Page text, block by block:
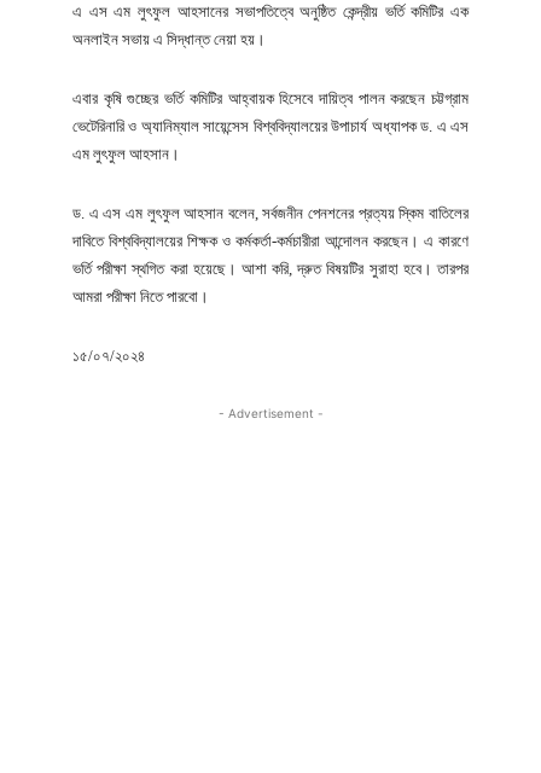
এ এস এম লুৎফুল আহসানের সভাপতিত্বে অনুষ্ঠিত কেন্দ্রীয় ভর্তি কমিটির এক
অনলাইন সভায় এ সিদ্ধান্ত নেয়া হয়।
এবার কৃষি গুচ্ছের ভর্তি কমিটির আহ্বায়ক হিসেবে দায়িত্ব পালন করছেন চট্টগ্রাম
ভেটেরিনারি ও অ্যানিম্যাল সায়েন্সেস বিশ্ববিদ্যালয়ের উপাচার্য অধ্যাপক ড. এ এস
এম লুৎফুল আহসান।
ড. এ এস এম লুৎফুল আহসান বলেন, সর্বজনীন পেনশনের প্রত্যয় স্কিম বাতিলের
দাবিতে বিশ্ববিদ্যালয়ের শিক্ষক ও কর্মকর্তা-কর্মচারীরা আন্দোলন করছেন। এ কারণে
ভর্তি পরীক্ষা স্থগিত করা হয়েছে। আশা করি, দ্রুত বিষয়টির সুরাহা হবে। তারপর
আমরা পরীক্ষা নিতে পারবো।
১৫/০৭/২০২৪
- Advertisement -